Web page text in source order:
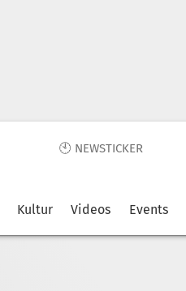
🕙 NEWSTICKER
Kultur Videos Events